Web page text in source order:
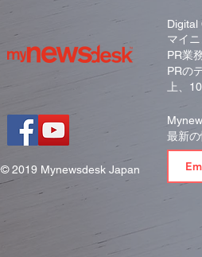
Digital
マイ
PR業
PRの
上、
© 2019 Mynewsdesk Japan
最新